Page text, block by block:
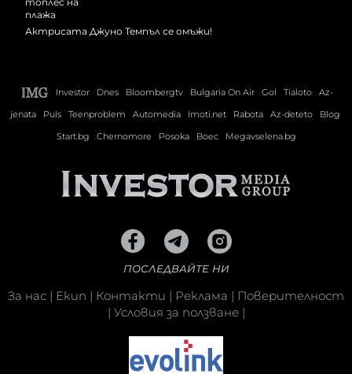
Актрисата Джуно Темпъл се омъжи!
Investor Dnes Bloombergtv Bulgaria On Air Gol Tialoto
Az-
jenata
Puls Teenproblem Automedia Imoti.net Rabota Az-deteto
Blog
Start.bg
Chernomore Posoka Boec Megavselena.bg
ПОСЛЕДВАЙТЕ НИ
За нас | Екип | Контакти | Реклама | Поверителност
| Условия за ползване|